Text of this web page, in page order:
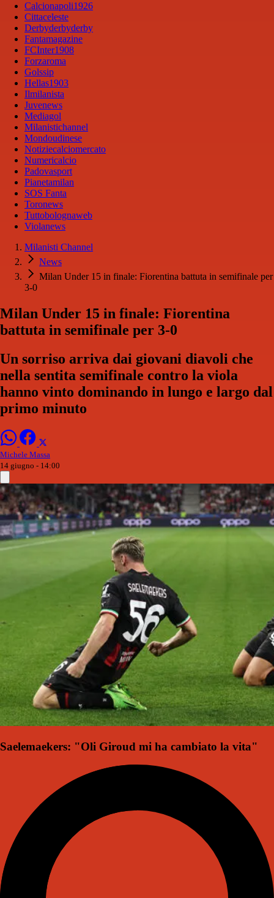
Calcionapoli1926
Cittaceleste
Derbyderbyderby
Fantamagazine
FCInter1908
Forzaroma
Golssip
Hellas1903
Ilmilanista
Juvenews
Mediagol
Milanistichannel
Mondoudinese
Notiziecalciomercato
Numericalcio
Padovasport
Pianetamilan
SOS Fanta
Toronews
Tuttobolognaweb
Violanews
Milanisti Channel
News
Milan Under 15 in finale: Fiorentina battuta in semifinale per
3-0
Milan Under 15 in finale: Fiorentina
battuta in semifinale per 3-0
Un sorriso arriva dai giovani diavoli che
nella sentita semifinale contro la viola
hanno vinto dominando in lungo e largo dal
primo minuto
Michele Massa
14 giugno - 14:00
Saelemaekers: "Oli Giroud mi ha cambiato la vita"